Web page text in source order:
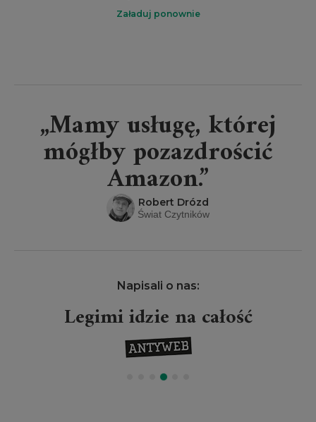
Załaduj ponownie
„Mamy usługę, której
mógłby pozazdrościć
Amazon.”
Robert Drózd
Świat Czytników
Napisali o nas:
Legimi idzie na całość